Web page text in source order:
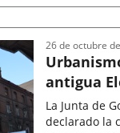
antigua
La Junta de
declarado la
26 de octubre